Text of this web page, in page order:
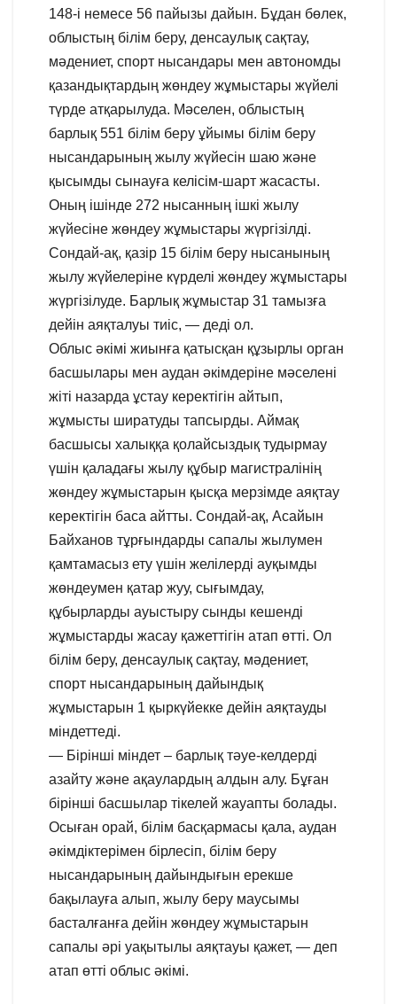
148-і немесе 56 пайызы дайын. Бұдан бөлек,
облыстың білім беру, денсаулық сақтау,
мәдениет, спорт нысандары мен автономды
қазандықтардың жөндеу жұмыстары жүйелі
түрде атқарылуда. Мәселен, облыстың
барлық 551 білім беру ұйымы білім беру
нысандарының жылу жүйесін шаю және
қысымды сынауға келісім-шарт жасасты.
Оның ішінде 272 нысанның ішкі жылу
жүйесіне жөндеу жұмыстары жүргізілді.
Сондай-ақ, қазір 15 білім беру нысанының
жылу жүйелеріне күрделі жөндеу жұмыстары
жүргізілуде. Барлық жұмыстар 31 тамызға
дейін аяқталуы тиіс, — деді ол.
Облыс әкімі жиынға қатысқан құзырлы орган
басшылары мен аудан әкімдеріне мәселені
жіті назарда ұстау керектігін айтып,
жұмысты ширатуды тапсырды. Аймақ
басшысы халыққа қолайсыздық тудырмау
үшін қаладағы жылу құбыр магистралінің
жөндеу жұмыстарын қысқа мерзімде аяқтау
керектігін баса айтты. Сондай-ақ, Асайын
Байханов тұрғындарды сапалы жылумен
қамтамасыз ету үшін желілерді ауқымды
жөндеумен қатар жуу, сығымдау,
құбырларды ауыстыру сынды кешенді
жұмыстарды жасау қажеттігін атап өтті. Ол
білім беру, денсаулық сақтау, мәдениет,
спорт нысандарының дайындық
жұмыстарын 1 қыркүйекке дейін аяқтауды
міндеттеді.
— Бірінші міндет – барлық тәуе-келдерді
азайту және ақаулардың алдын алу. Бұған
бірінші басшылар тікелей жауапты болады.
Осыған орай, білім басқармасы қала, аудан
әкімдіктерімен бірлесіп, білім беру
нысандарының дайындығын ерекше
бақылауға алып, жылу беру маусымы
басталғанға дейін жөндеу жұмыстарын
сапалы әрі уақытылы аяқтауы қажет, — деп
атап өтті облыс әкімі.